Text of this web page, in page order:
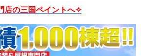
店の三国ペイントへ✧